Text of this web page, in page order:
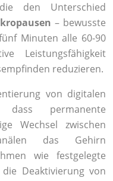
den Unterschied
– bewusste
Minuten alle 60-90
Leistungsfähigkeit
reduzieren.
von digitalen
dass permanente
Wechsel zwischen
das Gehirn
wie festgelegte
Deaktivierung von